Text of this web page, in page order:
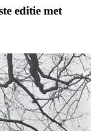
editie met